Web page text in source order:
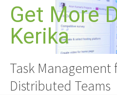
Langkau
kandungan
Get More
Kerika
Task
Distributed Teams